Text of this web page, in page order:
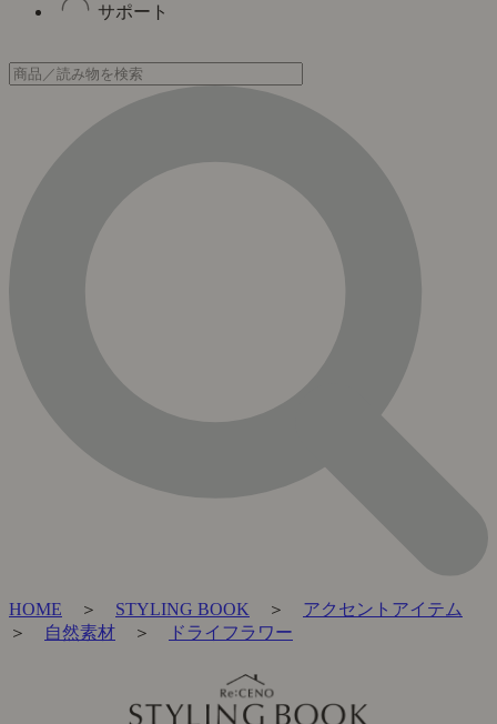
サポート
HOME ＞ STYLING BOOK ＞ アクセントアイテム
＞
自然素材 ＞ ドライフラワー